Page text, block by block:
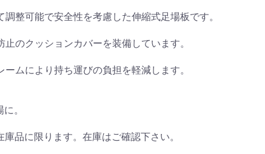
整可能で安全性を考慮した伸縮式足場板です。
のクッションカバーを装備しています。
ムにより持ち運びの負担を軽減します。
。
品に限ります。在庫はご確認下さい。